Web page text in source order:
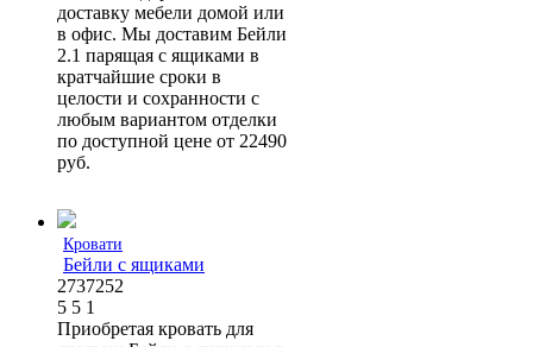
доставку мебели домой или
в офис. Мы доставим Бейли
2.1 парящая с ящиками в
кратчайшие сроки в
целости и сохранности с
любым вариантом отделки
по доступной цене от 22490
руб.
Кровати
Бейли с ящиками
2737252
5 5 1
Приобретая кровать для